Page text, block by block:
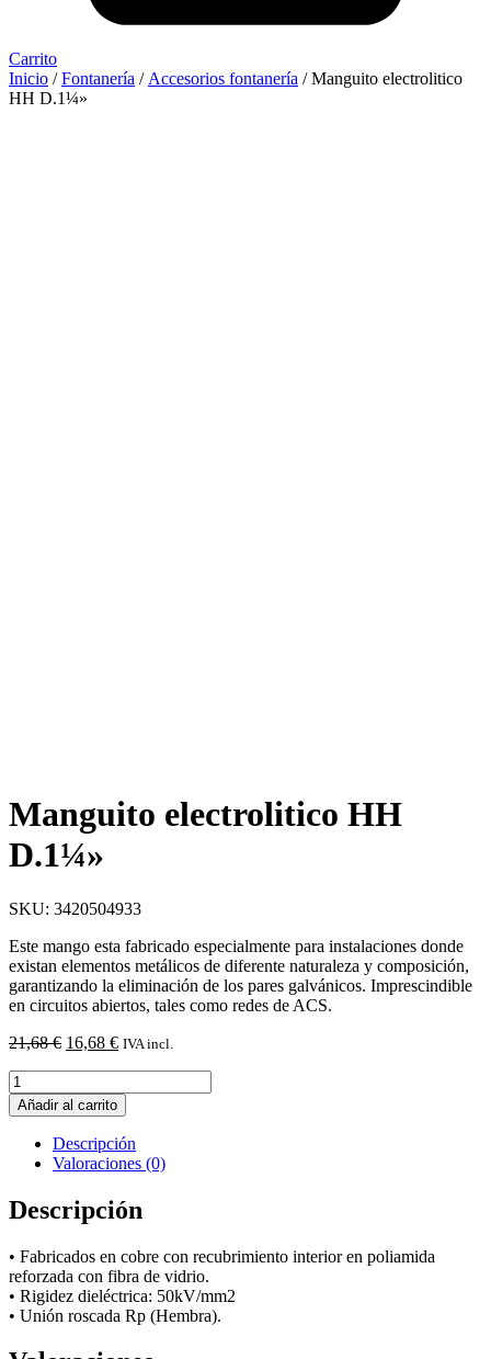
Carrito
Inicio /Fontanería / Accesorios fontanería / Manguito electrolitico
HH D.1¼»
Manguito electrolitico HH
D.1¼»
SKU: 3420504933
Este mango esta fabricado especialmente para instalaciones donde
existan elementos metálicos de diferente naturaleza y composición,
garantizando la eliminación de los pares galvánicos. Imprescindible
en circuitos abiertos, tales como redes de ACS.
21,68€ El
era:
21,68 €.
16,68 €El
es:
16,68 €.
IVA incl.
Manguito
electrolitico
HH
D.1¼"
cantidad
Añadir al carrito
Descripción
Valoraciones (0)
Descripción
• Fabricados en cobre con recubrimiento interior en poliamida
reforzada con fibra de vidrio.
• Rigidez dieléctrica: 50kV/mm2
• Unión roscada Rp (Hembra).